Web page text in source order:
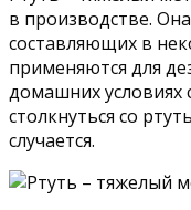
в производстве.
составляющих в
применяются для
домашних условиях
столкнуться со
случается.